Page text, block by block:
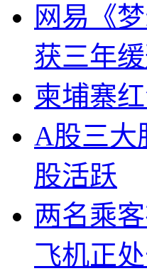
网易《
获三年缓
柬埔寨
A股三大
股活跃
两名乘
飞机正